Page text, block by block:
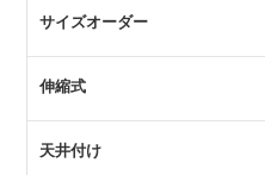
サイズオーダー
伸縮式
天井付け